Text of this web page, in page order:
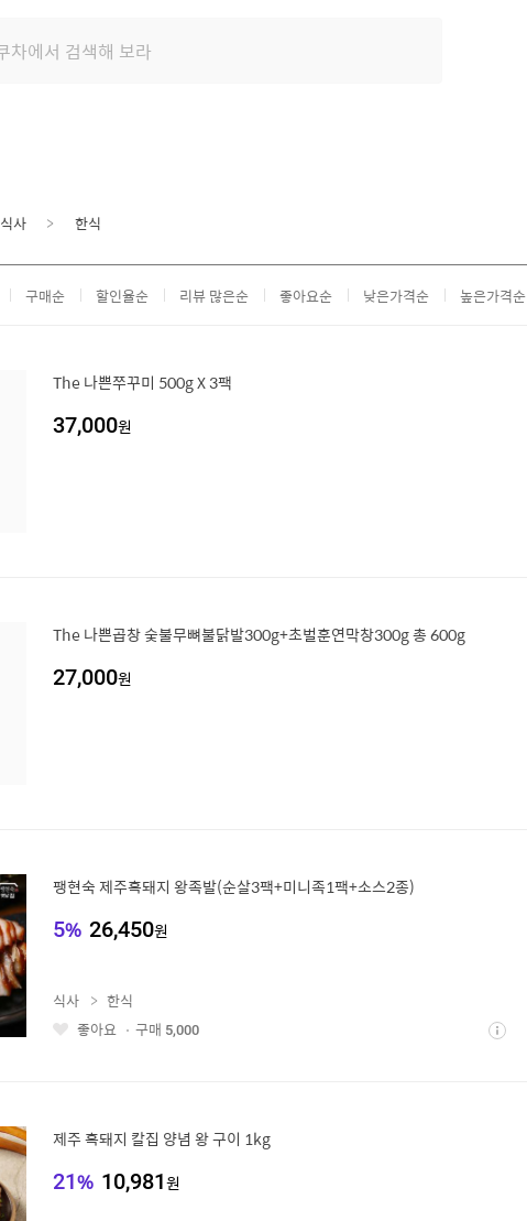
식사 한식
구매순 할인율순 리뷰 많은순 좋아요순 낮은가격순 높은가격순
The 나쁜쭈꾸미 500g X 3팩
37,000원
The 나쁜곱창 숯불무뼈불닭발300g+초벌훈연막창300g 총 600g
27,000원
팽현숙 제주흑돼지 왕족발(순살3팩+미니족1팩+소스2종)
5% 26,450원
좋 상
식사
한식
좋아요
구매 5,000
제주 흑돼지 칼집 양념 왕 구이 1kg
21% 10,981원